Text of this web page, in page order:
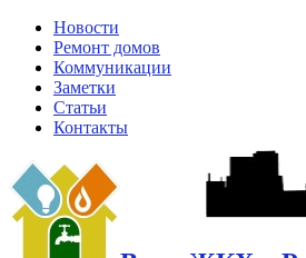
Новости
Ремонт домов
Коммуникации
Заметки
Статьи
Контакты